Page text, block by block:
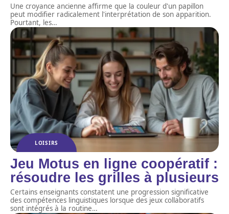
Une croyance ancienne affirme que la couleur d'un papillon
peut modifier radicalement l'interprétation de son apparition.
Pourtant, les…
LOISIRS
Jeu Motus en ligne coopératif :
résoudre les grilles à plusieurs
Certains enseignants constatent une progression significative
des compétences linguistiques lorsque des jeux collaboratifs
sont intégrés à la routine…